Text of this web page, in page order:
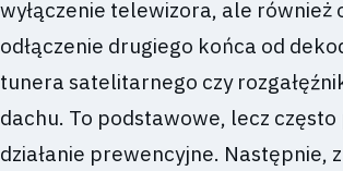
wyłączenie telewizora, ale również
odłączenie drugiego końca od
tunera satelitarnego czy
dachu. To podstawowe, lecz
działanie prewencyjne. Następnie,